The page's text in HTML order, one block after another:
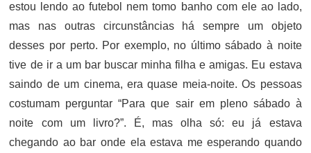
estou lendo ao futebol nem tomo banho com ele ao lado,
mas nas outras circunstâncias há sempre um objeto
desses por perto. Por exemplo, no último sábado à noite
tive de ir a um bar buscar minha filha e amigas. Eu estava
saindo de um cinema, era quase meia-noite. Os pessoas
costumam perguntar “Para que sair em pleno sábado à
noite com um livro?”. É, mas olha só: eu já estava
chegando ao bar onde ela estava me esperando quando